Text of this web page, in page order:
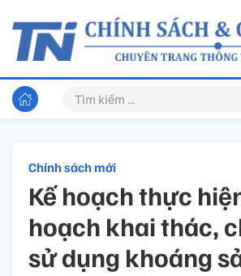
Chính sách mới
Kế hoạch thực
hoạch khai thác,
sử dụng khoáng